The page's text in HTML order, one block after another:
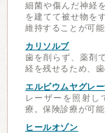
細菌や傷んだ神経
を建てて被せ物を
維持することが可能
カリソルブ
歯を削らず、薬剤
経を残せるため、
エルビウムヤグレー
レーザーを照射し
療。保険診療が可能
ヒールオゾン